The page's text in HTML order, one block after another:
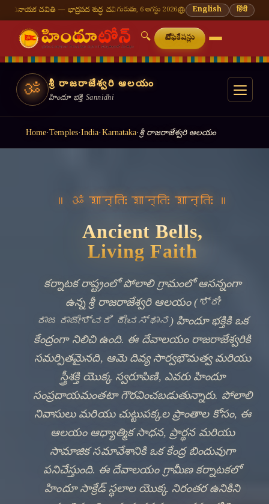
శుద్ధ చవితి⛩ తిరుమల తిరుపతి — నేటి దర్శన సమయాలు🔔 నవరాత్రి — 9 రోజులు 9
గురువారం, 6 ఆగస్టు 2026 English हिंदी
🔍
🔍
నోటిఫికేషన్లు
ॐ శ్రీ రాజరాజేశ్వరి ఆలయం
హిందూ భక్తి Sannidhi
Home·Temples·India· Karnataka· శ్రీ రాజరాజేశ్వరి ఆలయం
॥ वसुधैव कुटुम्बकम् ॥
Light a Lamp,
Offer a Prayer
Every wick lit, every offering made at శ్రీ
రాజరాజేశ్వరి ఆలయం, joins a river of devotion
that flows through every heart that has ever
sought refuge in హిందూ భక్తి.
✦
VIEW AARTI TIMES
DISCOVER HERITAGE